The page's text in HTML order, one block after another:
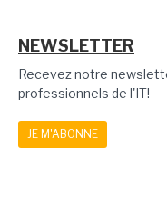
NEWSLETTER
Recevez notre
professionnels de l'IT!
JE M'ABONNE